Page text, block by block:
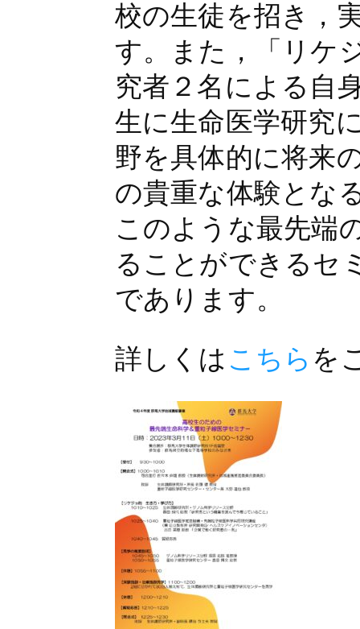
校の生徒を招き，
す。また，「リケ
究者２名による自
生に生命医学研究
野を具体的に将来
の貴重な体験とな
このような最先端
ることができるセ
であります。
詳しくは こちら を